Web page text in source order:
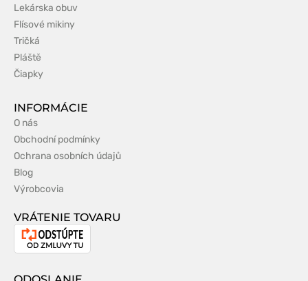
Lekárska obuv
Flísové mikiny
Tričká
Pláště
Čiapky
INFORMÁCIE
O nás
Obchodní podmínky
Ochrana osobních údajů
Blog
Výrobcovia
VRÁTENIE TOVARU
Odstúpenie